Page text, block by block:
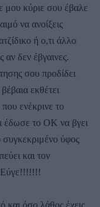
μου κύριε σου έβαλε
να ανοίξεις
ή ο,τι άλλο
αν δεν έβγαινες.
σου προδίδει
εκθέτει
ενέκρινε το
έδωσε το ΟΚ να βγει
ύφος
και τον
Εύγε!!!!!!!
όσο λάθος έχεις